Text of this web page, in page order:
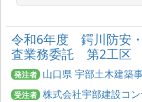
令和6年度 鍔川防安
査業務委託 第2工区
発注者 山口県 宇部土木建築
受注者 株式会社宇部建設コ